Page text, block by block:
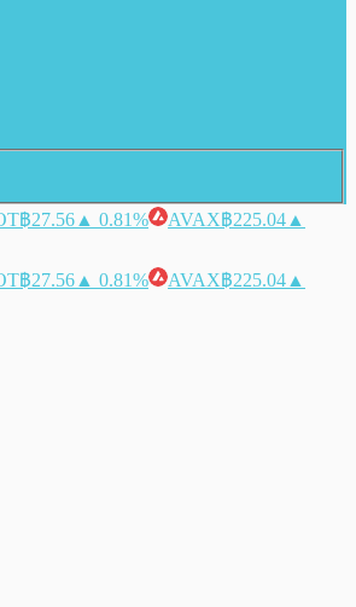
฿27.56 ▲ 0.81% AVAX฿225.04 ▲
฿27.56 ▲ 0.81% AVAX฿225.04 ▲